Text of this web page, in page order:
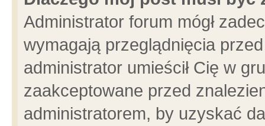
Administrator forum mógł
wymagają przeglądnięcia
administrator umieścił Cię w
zaakceptowane przed
administratorem, by uzyskać